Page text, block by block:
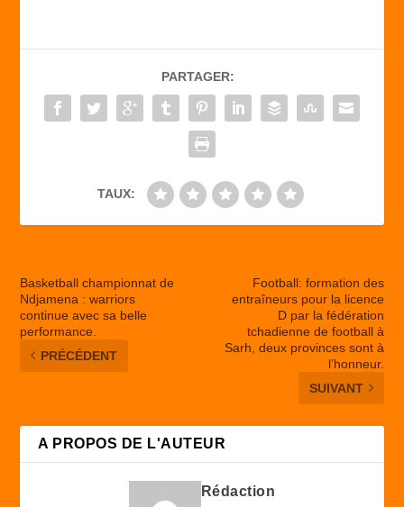
b
o
o
d
o
n
er
PARTAGER:
TAUX:
Basketball championnat de
Ndjamena : warriors
continue avec sa belle
performance.
PRÉCÉDENT
Football: formation des
entraîneurs pour la licence
D par la fédération
tchadienne de football à
Sarh, deux provinces sont à
l’honneur.
SUIVANT
A PROPOS DE L'AUTEUR
Rédaction